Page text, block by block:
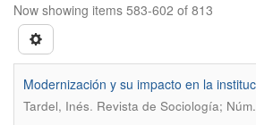
Now showing items 583-602 of 813
Modernización y su impacto en la
Tardel, Inés. Revista de Sociología;